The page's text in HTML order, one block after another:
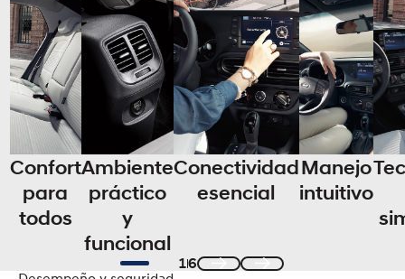
Confort
para
todos
Ambiente
práctico
y
funcional
Conectividad
esencial
Manejo
intuitivo
16